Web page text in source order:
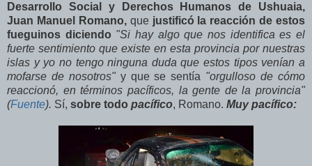
Desarrollo Social y Derechos Humanos de Ushuaia,
Juan Manuel Romano,quejustificó la reacción de estos
fueguinos diciendo "Si hay algo que nos identifica es el
fuerte sentimiento que existe en esta provincia por nuestras
islas y yo no tengo ninguna duda que estos tipos venían a
mofarse de nosotros" y que se sentía "orgulloso de cómo
reaccionó, en términos pacíficos, la gente de la provincia"
(Fuente). Sí, sobre todo pacífico, Romano. Muy pacífico: